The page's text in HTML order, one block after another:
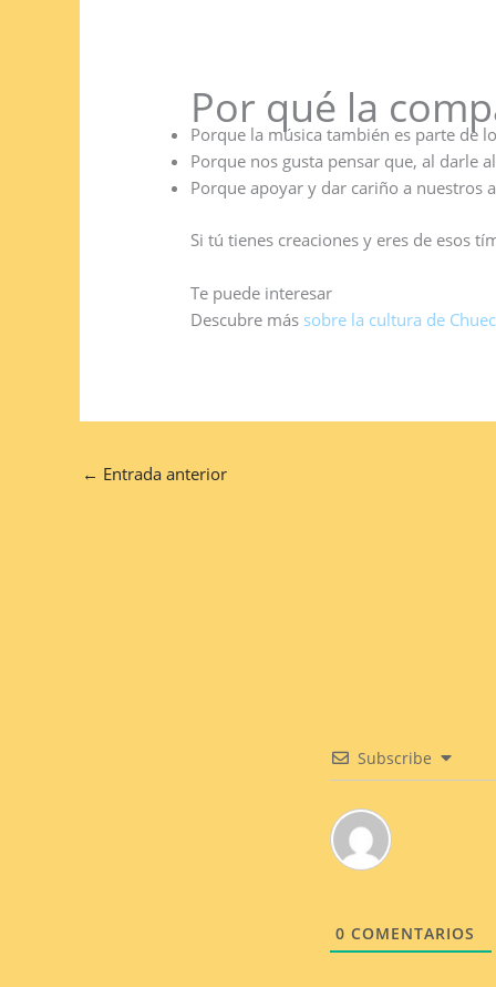
Por qué la
Porque la música también es parte de
Porque nos gusta pensar que, al darle
Porque apoyar y dar cariño a nuestros
Si tú tienes creaciones y eres de esos
Te puede interesar
Descubre más sobre la cultura de
← Entrada anterior
Subscribe
0 COMENTARIOS